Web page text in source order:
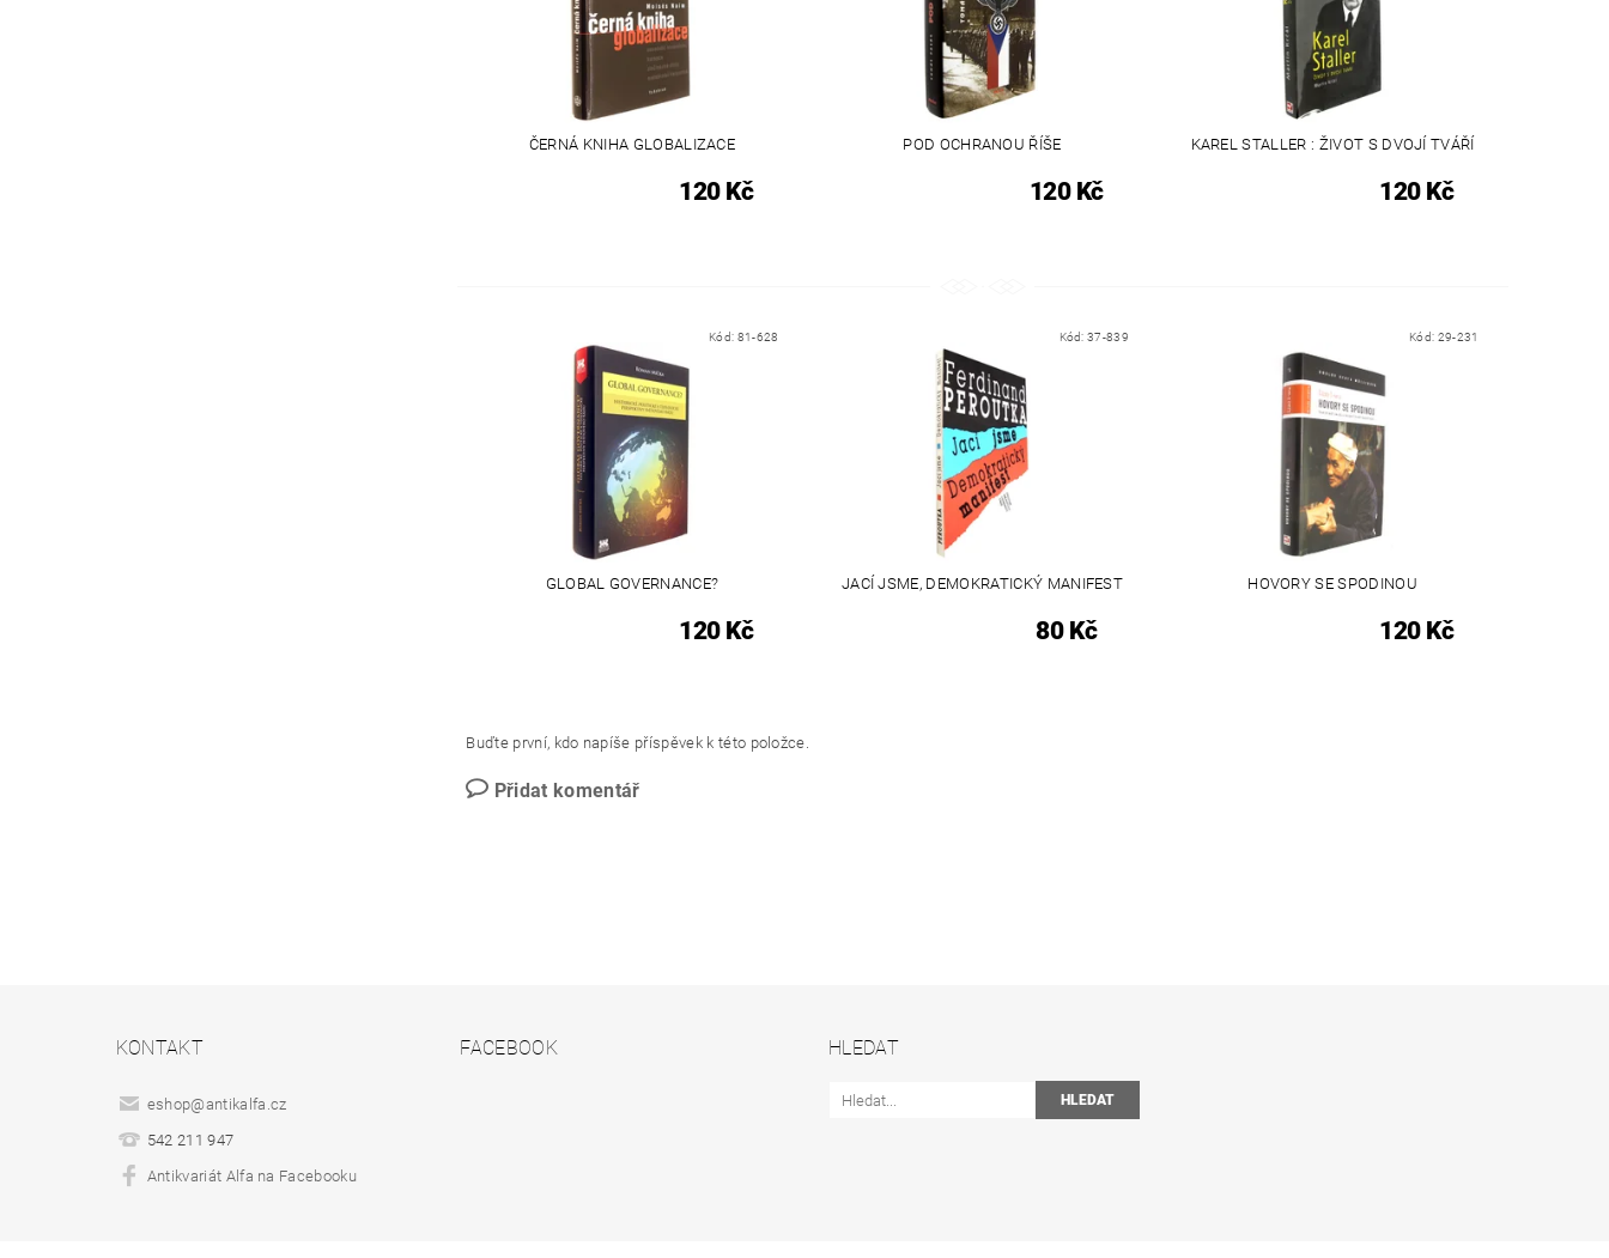
ČERNÁ KNIHA GLOBALIZACE
120 Kč
POD OCHRANOU ŘÍŠE
120 Kč
KAREL STALLER : ŽIVOT S DVOJÍ TVÁŘÍ
120 Kč
Kód: 81-628
GLOBAL GOVERNANCE?
120 Kč
Kód:37-839
JACÍ JSME, DEMOKRATICKÝ MANIFEST
80 Kč
Kód: 29-231
HOVORY SE SPODINOU
120 Kč
Buďte první, kdo napíše příspěvek k této položce.
Přidat komentář
KONTAKT
eshop@antikalfa.cz
542 211 947
Antikvariát Alfa na Facebooku
FACEBOOK HLEDAT